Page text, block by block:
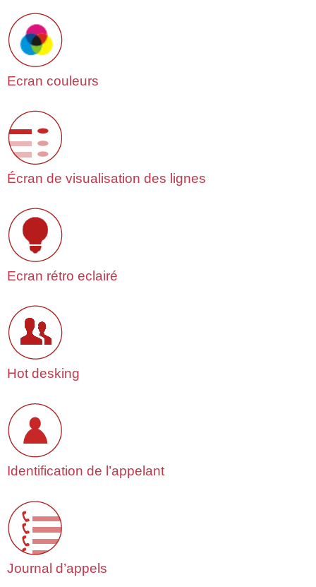
Ecran couleurs
Écran de visualisation des lignes
Ecran rétro eclairé
Hot desking
Identification de l’appelant
Journal d’appels